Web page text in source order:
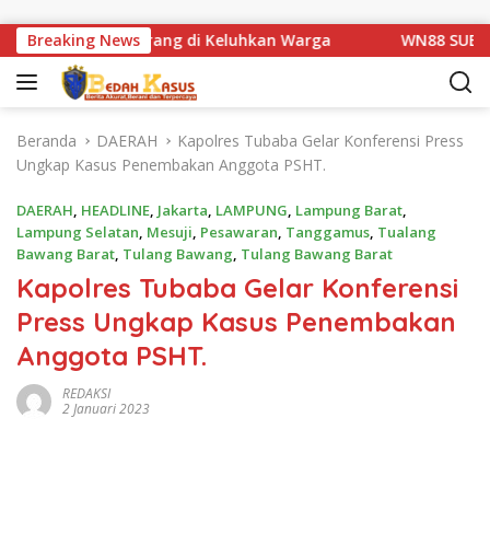
Breaking News
1 Basarang di Keluhkan Warga WN88 SUB UNIT
Beranda DAERAH
Kapolres Tubaba Gelar Konferensi Press
Ungkap Kasus Penembakan Anggota PSHT.
DAERAH, HEADLINE, Jakarta, LAMPUNG, Lampung Barat,
Lampung Selatan, Mesuji, Pesawaran, Tanggamus, Tualang
Bawang Barat, Tulang Bawang, Tulang Bawang Barat
Kapolres Tubaba Gelar Konferensi
Press Ungkap Kasus Penembakan
Anggota PSHT.
REDAKSI
2 Januari 2023